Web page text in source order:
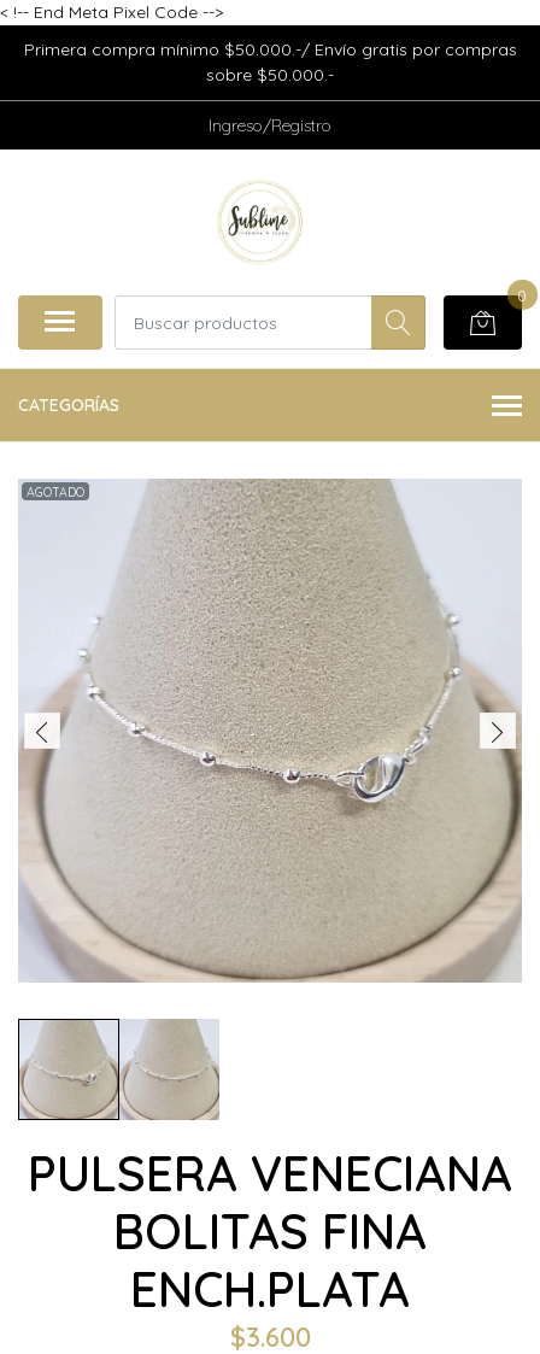
< !-- End Meta Pixel Code -->
Primera compra mínimo $50.000.-/ Envío gratis por compras
sobre $50.000.-
Ingreso/Registro
0
CATEGORÍAS
AGOTADO
PULSERA VENECIANA
BOLITAS FINA
ENCH.PLATA
$3.600